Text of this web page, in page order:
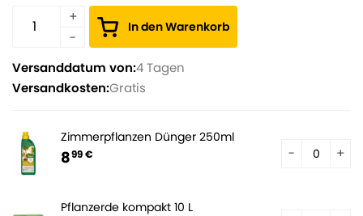
In den Warenkorb
Versanddatum von:4 Tagen
Versandkosten:Gratis
Zimmerpflanzen Dünger 250ml
899 €
Pflanzerde kompakt 10 L